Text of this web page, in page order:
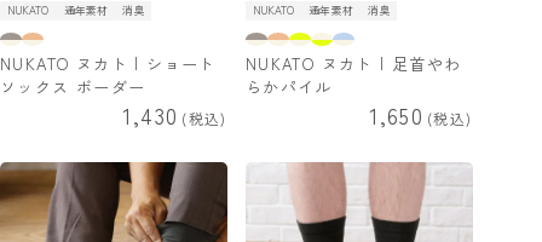
NUKATO 通年素材 消臭
NUKATO ヌカト | ショート
ソックス ボーダー
1,430 税込
NUKATO 通年素材 消臭
NUKATO ヌカト | 足首やわ
らかパイル
1,650 税込